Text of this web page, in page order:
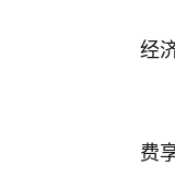
经
费